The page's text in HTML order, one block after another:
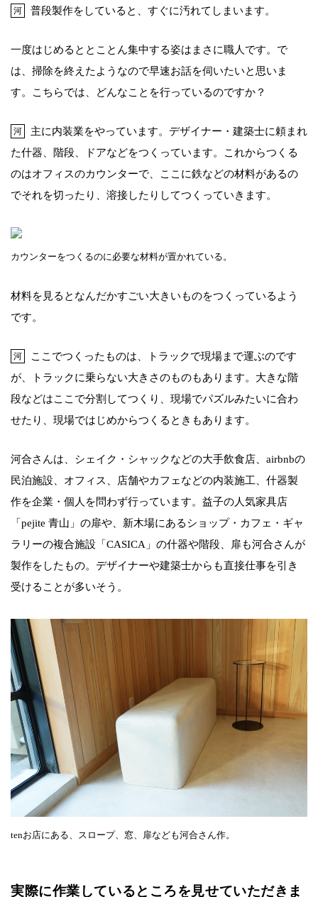
河 普段製作をしていると、すぐに汚れてしまいます。
一度はじめるととことん集中する姿はまさに職人です。で
は、掃除を終えたようなので早速お話を伺いたいと思いま
す。こちらでは、どんなことを行っているのですか？
河
主に内装業をやっています。デザイナー・建築士に頼まれ
た什器、階段、ドアなどをつくっています。これからつくる
のはオフィスのカウンターで、ここに鉄などの材料があるの
でそれを切ったり、溶接したりしてつくっていきます。
カウンターをつくるのに必要な材料が置かれている。
材料を見るとなんだかすごい大きいものをつくっているよう
です。
河
ここでつくったものは、トラックで現場まで運ぶのです
が、トラックに乗らない大きさのものもあります。大きな階
段などはここで分割してつくり、現場でパズルみたいに合わ
せたり、現場ではじめからつくるときもあります。
河合さんは、シェイク・シャックなどの大手飲食店、airbnbの
民泊施設、オフィス、店舗やカフェなどの内装施工、什器製
作を企業・個人を問わず行っています。益子の人気家具店
「pejite 青山」の扉や、新木場にあるショップ・カフェ・ギャ
ラリーの複合施設「CASICA」の什器や階段、扉も河合さんが
製作をしたもの。デザイナーや建築士からも直接仕事を引き
受けることが多いそう。
tenお店にある、スロープ、窓、扉なども河合さん作。
実際に作業しているところを見せていただきま